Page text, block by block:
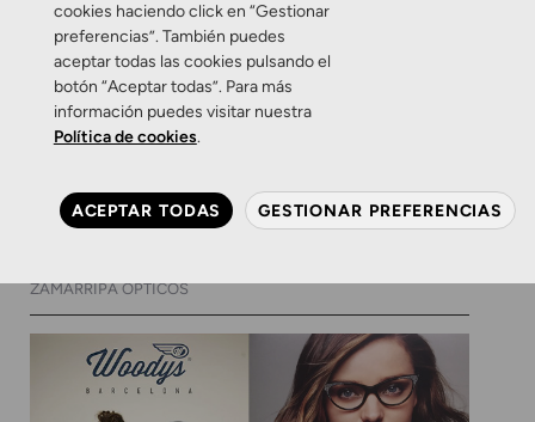
Etiqueta:Swarovski
Productos Zamarripa
Woodys y Swarovski,
primavera.
ZAMARRIPA ÓPTICOS
cookies haciendo click en “Gestionar
preferencias”. También puedes
aceptar todas las cookies pulsando el
botón “Aceptar todas”. Para más
información puedes visitar nuestra
Política de cookies.
ACEPTAR TODAS GESTIONAR PREFERENCIAS